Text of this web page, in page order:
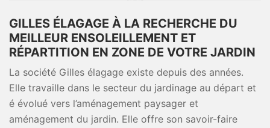
GILLES ÉLAGAGE À LA RECHERCHE DU
MEILLEUR ENSOLEILLEMENT ET
RÉPARTITION EN ZONE DE VOTRE JARDIN
La société Gilles élagage existe depuis des années.
Elle travaille dans le secteur du jardinage au départ et
é évolué vers l’aménagement paysager et
aménagement du jardin. Elle offre son savoir-faire